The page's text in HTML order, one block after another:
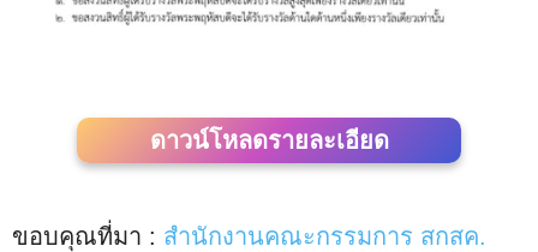
ดาวน์โหลดรายละเอียด
ขอบคุณที่มา : สำนักงานคณะกรรมการ สกสค.